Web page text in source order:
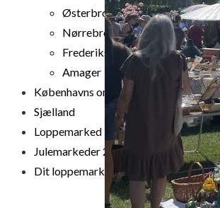
Østerbro
Nørrebro
Frederiksberg
Amager
Københavns omegn
Sjælland
Loppemarked i dag
Julemarkeder 2026
Dit loppemarked